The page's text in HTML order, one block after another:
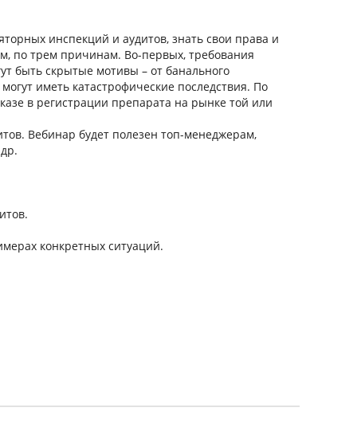
инспекций и аудитов, знать свои права и
по трем причинам. Во-первых, требования
быть скрытые мотивы – от банального
иметь катастрофические последствия. По
в регистрации препарата на рынке той или
Вебинар будет полезен топ-менеджерам,
конкретных ситуаций.